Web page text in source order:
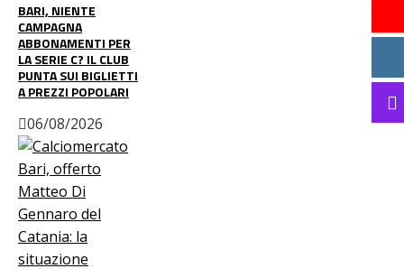
BARI, NIENTE
CAMPAGNA
ABBONAMENTI PER
LA SERIE C? IL CLUB
PUNTA SUI BIGLIETTI
A PREZZI POPOLARI
06/08/2026